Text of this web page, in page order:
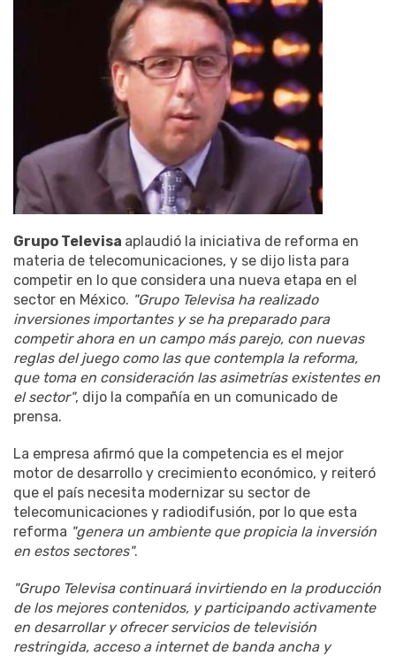
Grupo Televisa aplaudió la iniciativa de reforma en
materia de telecomunicaciones, y se dijo lista para
competir en lo que considera una nueva etapa en el
sector en México. "Grupo Televisa ha realizado
inversiones importantes y se ha preparado para
competir ahora en un campo más parejo, con nuevas
reglas del juego como las que contempla la reforma,
que toma en consideración las asimetrías existentes en
el sector", dijo la compañía en un comunicado de
prensa.
La empresa afirmó que la competencia es el mejor
motor de desarrollo y crecimiento económico, y reiteró
que el país necesita modernizar su sector de
telecomunicaciones y radiodifusión, por lo que esta
reforma "genera un ambiente que propicia la inversión
en estos sectores".
"Grupo Televisa continuará invirtiendo en la producción
de los mejores contenidos, y participando activamente
en desarrollar y ofrecer servicios de televisión
restringida, acceso a internet de banda ancha y